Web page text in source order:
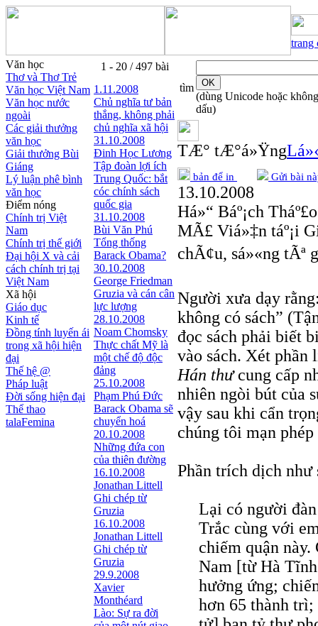
trang
Văn học
Thơ và Thơ Trẻ
Văn học Việt Nam
Văn học nước
ngoài
Các giải thưởng
văn học
Giải thưởng Bùi
Giáng
Lý luận phê bình
văn học
Điểm nóng
Chính trị Việt
Nam
Chính trị thế giới
Đại hội X và cải
cách chính trị tại
Việt Nam
Xã hội
Giáo dục
Kinh tế
Đồng tính luyến ái
trong xã hội hiện
đại
Thế hệ @
Pháp luật
Đời sống hiện đại
Thể thao
talaFemina
1 - 20 / 497 bài
1.11.2008
Chủ nghĩa tư bản
thắng, không phải
chủ nghĩa xã hội
31.10.2008
Đinh Học Lương
Tập đoàn lợi ích
Trung Quốc: bắt
cóc chính sách
quốc gia
31.10.2008
Bùi Văn Phú
Tổng thống
Barack Obama?
30.10.2008
George Friedman
Gruzia và cán cân
lực lượng
28.10.2008
Noam Chomsky
Thực chất Mỹ là
một chế độ độc
đảng
25.10.2008
Phạm Phú Đức
Barack Obama sẽ
chuyển hoá
20.10.2008
Những đứa con
của thiên đường
16.10.2008
Jonathan Littell
Ghi chép từ
Gruzia
16.10.2008
Jonathan Littell
Ghi chép từ
Gruzia
29.9.2008
Xavier
Monthéard
Lào: Sự ra đời
tìm
(dùng Unicode hoặc không
dấu)
TÆ° tÆ°á»Ÿng
bản để in Gửi bài
13.10.2008
Há»“ Báº¡ch Tháº£o
MÃ£ Viá»‡n táº¡i
chÃ¢u, sá»«ng tÃª
Người xưa dạy
không có sách”
đọc sách phải biết
vào sách. Xét
Hán thưcung cấp
nhiên ngòi bút của
vậy sau khi cẩn
chúng tôi mạn
Phần trích dịch như
Lại có người
Trắc cùng với
chiếm quận
Nam [từ Hà
hưởng ứng;
hơn 65 thành